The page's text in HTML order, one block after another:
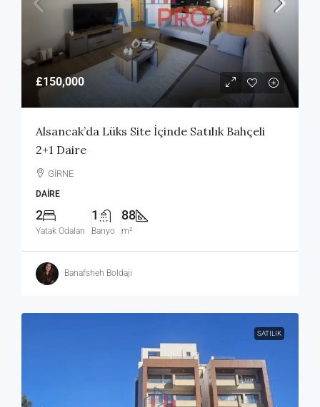
£150,000
Alsancak’da Lüks Site İçinde Satılık Bahçeli
2+1 Daire
GİRNE
DAIRE
2
Yatak Odaları
1
Banyo
88
m²
Banafsheh Boldaji
SATILIK